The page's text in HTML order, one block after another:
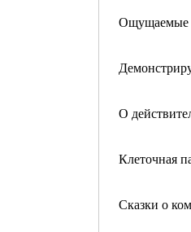
Ощущаемые
О
Клеточная
Сказки о